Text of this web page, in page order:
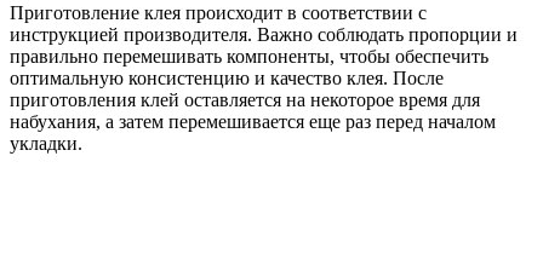
Приготовление клея происходит в соответствии с
инструкцией производителя. Важно соблюдать пропорции и
правильно перемешивать компоненты, чтобы обеспечить
оптимальную консистенцию и качество клея. После
приготовления клей оставляется на некоторое время для
набухания, а затем перемешивается еще раз перед началом
укладки.